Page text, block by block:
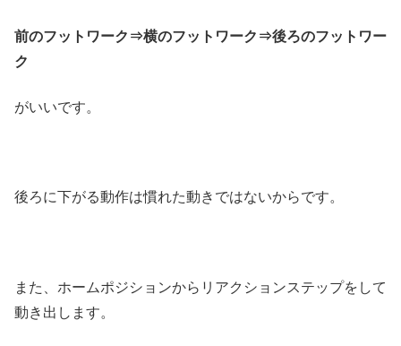
前のフットワーク⇒横のフットワーク⇒後ろのフットワー
ク
がいいです。
後ろに下がる動作は慣れた動きではないからです。
また、ホームポジションからリアクションステップをして
動き出します。